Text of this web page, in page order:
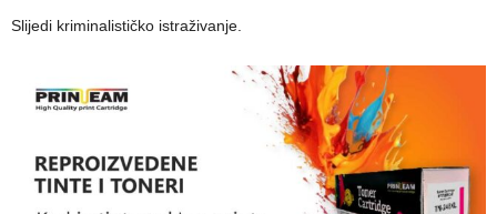
Slijedi kriminalističko istraživanje.